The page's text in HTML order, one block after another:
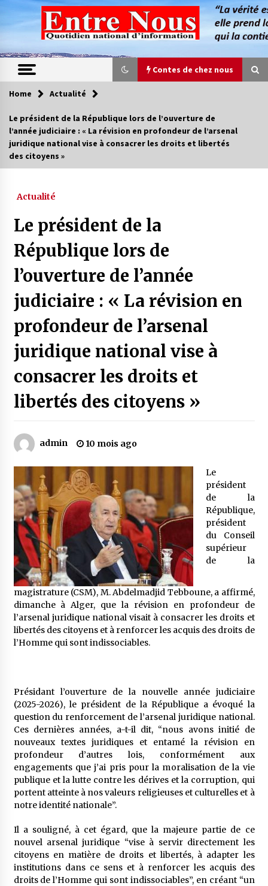
content
Contes de chez nous
Contes de chez nous
Quand la mère n’est plus là (17e partie)
Oum el Gaïla / L’ogresse du M’zab
4 ans ago
Mythes et croyances / L’hospitalité des
4 ans ago
Quand on va vite
5 ans ago
« Père, tiens-moi, je vais tomber ! »
5 ans ago
Le monstrueux vieillard (Un récit du Sud
algérien)
5 ans ago
Rencontre nocturne dans le désert (Un conte
touareg)
5 ans ago
Un conte targui/ Quand la tête est vide
5 ans ago
quoi servent-ils?
5 ans ago
Home Actualité
Le président de la République lors de l’ouverture de
l’année judiciaire : « La révision en profondeur de l’arsenal
juridique national vise à consacrer les droits et libertés
des citoyens »
Actualité
Le président de la
République lors de
l’ouverture de l’année
judiciaire : « La révision en
profondeur de l’arsenal
juridique national vise à
consacrer les droits et
libertés des citoyens »
admin 10 mois ago
Le
président
de la
République,
président
du Conseil
supérieur
de la
magistrature (CSM), M. Abdelmadjid Tebboune, a affirmé,
dimanche à Alger, que la révision en profondeur de
l’arsenal juridique national visait à consacrer les droits et
libertés des citoyens et à renforcer les acquis des droits de
l’Homme qui sont indissociables.
Présidant l’ouverture de la nouvelle année judiciaire
(2025-2026), le président de la République a évoqué la
question du renforcement de l’arsenal juridique national.
Ces dernières années, a-t-il dit, “nous avons initié de
nouveaux textes juridiques et entamé la révision en
profondeur d’autres lois, conformément aux
engagements que j’ai pris pour la moralisation de la vie
publique et la lutte contre les dérives et la corruption, qui
portent atteinte à nos valeurs religieuses et culturelles et à
notre identité nationale”.
Il a souligné, à cet égard, que la majeure partie de ce
nouvel arsenal juridique “vise à servir directement les
citoyens en matière de droits et libertés, à adapter les
institutions dans ce sens et à renforcer les acquis des
droits de l’Homme qui sont indissociables”, en créant “un